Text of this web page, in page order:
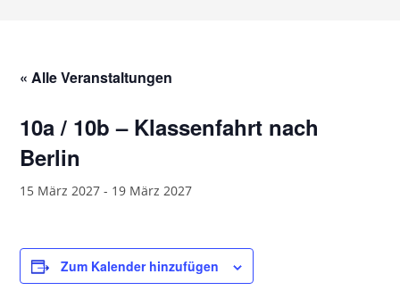
« Alle Veranstaltungen
10a / 10b – Klassenfahrt nach
Berlin
15 März 2027 - 19 März 2027
Zum Kalender hinzufügen